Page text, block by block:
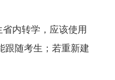
内转学，应该使用
跟随考生；若重新建